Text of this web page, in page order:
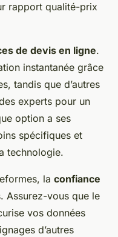
rapport qualité-prix
de devis en ligne.
instantanée grâce
tandis que d’autres
experts pour un
option a ses
spécifiques et
technologie.
la confiance
Assurez-vous que le
vos données
d’autres